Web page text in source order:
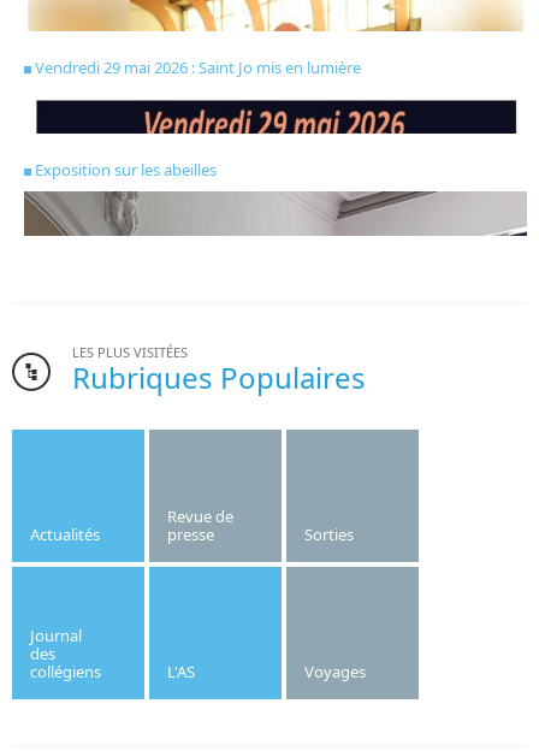
Le mardi 16 juin 2026, trois classes du collège Saint
Vendredi 29 mai 2026 : Saint Jo mis en lumière
Exposition sur les abeilles
LES PLUS VISITÉES
Rubriques Populaires
Actualités
Revue de
presse
Sorties
Journal
des
collégiens
L'AS Voyages